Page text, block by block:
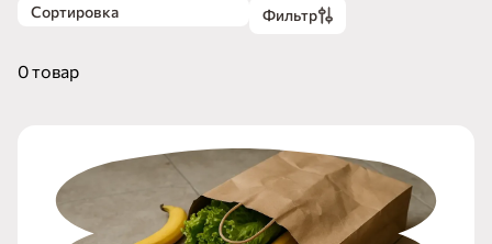
Сортировка Фильтр
0 товар